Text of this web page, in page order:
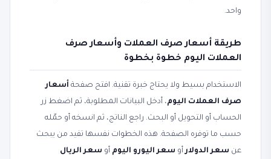
واحد.
طريقة أسعار صرف العملات وأسعار صرف
العملات اليوم خطوة بخطوة
الاستخدام بسيط ولا يحتاج خبرة تقنية. افتح صفحة أسعار
صرف العملات اليوم، أدخل البيانات المطلوبة، ثم اضغط زر
الحساب أو التحويل أو البحث. راجع الناتج، ثم انسخه أو حمّله
حسب ما توفره الصفحة. هذه الخطوات نفسها تفيد من يبحث
عن سعر الدولارأو سعر اليورو اليوم أو سعر الريال